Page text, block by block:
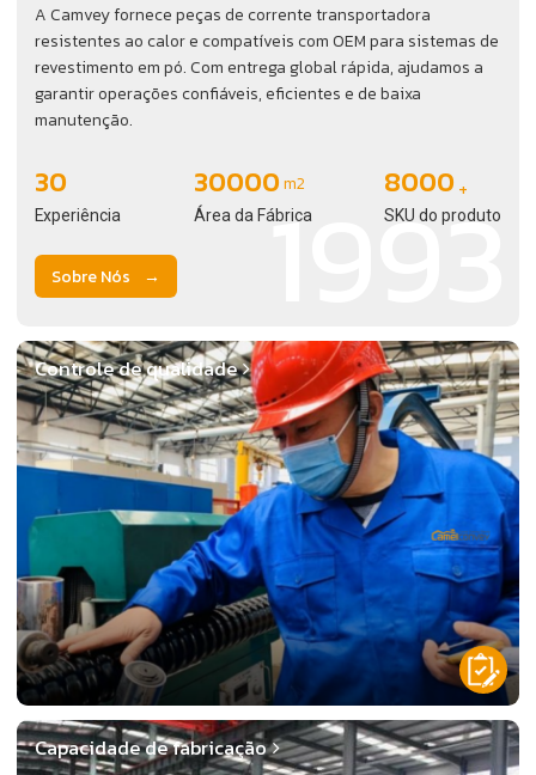
A Camvey fornece peças de corrente transportadora
resistentes ao calor e compatíveis com OEM para sistemas de
revestimento em pó. Com entrega global rápida, ajudamos a
garantir operações confiáveis, eficientes e de baixa
manutenção.
30
Experiência
30000 m2
Área da Fábrica
8000 +
SKU do produto
Sobre Nós 1993
Controle de qualidade
Capacidade de fabricação